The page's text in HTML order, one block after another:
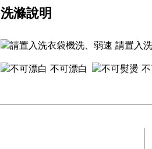
洗滌說明
請置入
不可漂白